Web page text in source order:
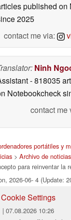
published on
2025
contact me via:
Ninh
- 818035
Notebookcheck
contact me
portátiles y
> Archivo de
para reinventar la
2026-06- 4 (Update:
Cookie Settings
| 07.08.2026 10:26